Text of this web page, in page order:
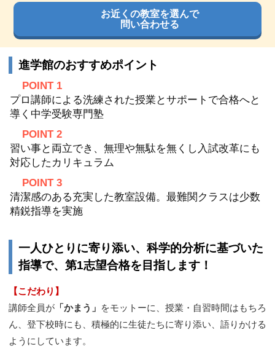
お近くの教室を選んで
問い合わせる
進学館のおすすめポイント
POINT 1
プロ講師による洗練された授業とサポートで合格へと
導く中学受験専門塾
POINT 2
習い事と両立でき、無理や無駄を無くし入試改革にも
対応したカリキュラム
POINT 3
清潔感のある充実した教室設備。最難関クラスは少数
精鋭指導を実施
一人ひとりに寄り添い、科学的分析に基づいた
指導で、第1志望合格を目指します！
【こだわり】
講師全員が 「かまう」 をモットーに、授業・自習時間はもちろ
ん、登下校時にも、積極的に生徒たちに寄り添い、語りかける
ようにしています。